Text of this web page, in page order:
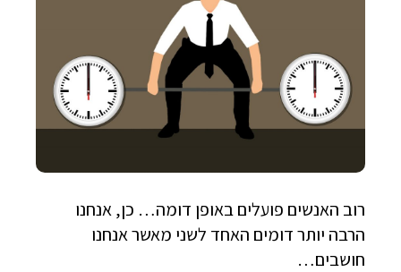
רוב האנשים פועלים באופן דומה… כן, אנחנו
הרבה יותר דומים האחד לשני מאשר אנחנו
חושבים…